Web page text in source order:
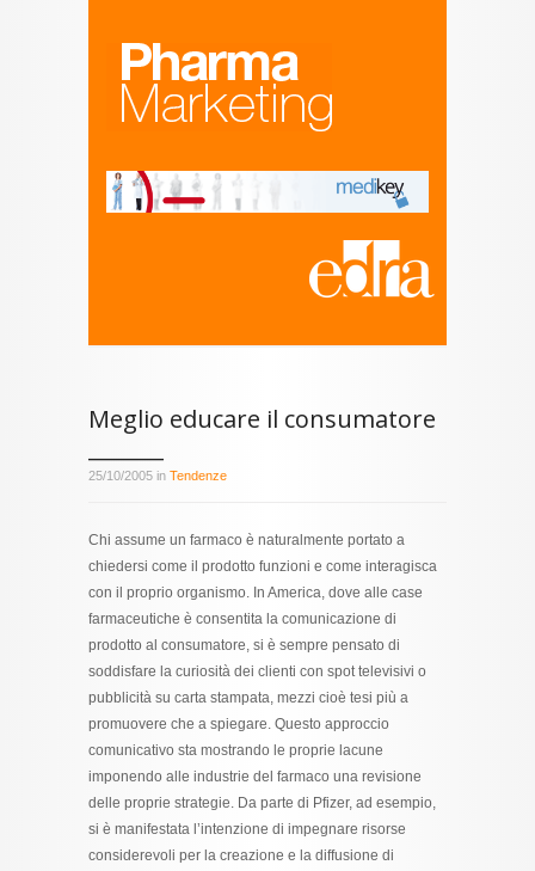
Meglio educare il consumatore
25/10/2005 in Tendenze
Chi assume un farmaco è naturalmente portato a
chiedersi come il prodotto funzioni e come interagisca
con il proprio organismo. In America, dove alle case
farmaceutiche è consentita la comunicazione di
prodotto al consumatore, si è sempre pensato di
soddisfare la curiosità dei clienti con spot televisivi o
pubblicità su carta stampata, mezzi cioè tesi più a
promuovere che a spiegare. Questo approccio
comunicativo sta mostrando le proprie lacune
imponendo alle industrie del farmaco una revisione
delle proprie strategie. Da parte di Pfizer, ad esempio,
si è manifestata l’intenzione di impegnare risorse
considerevoli per la creazione e la diffusione di